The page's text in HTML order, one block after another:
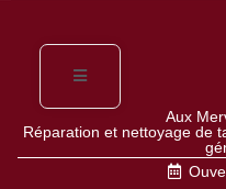
Aux
Réparation et nettoyage de